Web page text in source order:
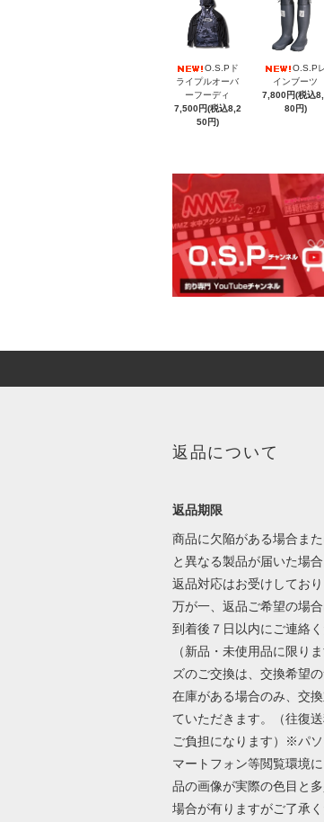
O.S.Pド
ライプルオーバ
ーフーディ
7,500円(税込8,2
50円)
O.S.P
インブーツ
7,800円(税込
80円)
返品について
返品期限
商品に欠陥がある場合ま
と異なる製品が届いた場合
返品対応はお受けしており
万が一、返品ご希望の場
到着後７日以内にご連絡く
（新品・未使用品に限り
ズのご交換は、交換希望
在庫がある場合のみ、交
ていただきます。（往復
ご負担になります）※パソ
マートフォン等閲覧環境
品の画像が実際の色目と
場合が有りますがご了承く